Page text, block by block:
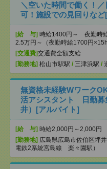
＼空いた時間で働く！
可！施設での見回りなど
[給 与] 時給1400円～ 夜勤時
2.5万円～（夜勤時給1700円×15h
[交通費]交通費全額支給
[勤務地] 松山市駅駅 / 三津浜駅 /
無資格未経験Wワーク
活アシスタント 日勤募
井）[アルバイト]
[給 与] 時給2,000円～2,000円
[勤務地] 広島県広島市佐伯区坪
電鉄2系統宮島線 楽々園駅）